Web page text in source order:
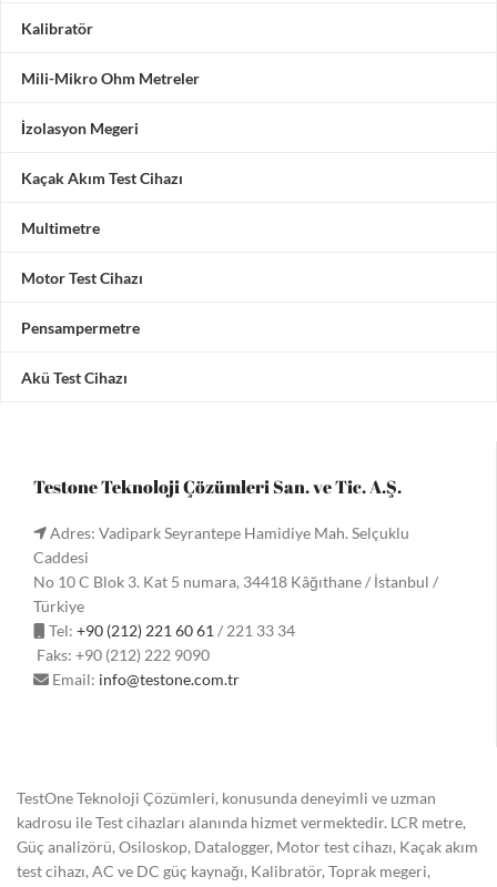
Kalibratör
Mili-Mikro Ohm Metreler
İzolasyon Megeri
Kaçak Akım Test Cihazı
Multimetre
Motor Test Cihazı
Pensampermetre
Akü Test Cihazı
Testone Teknoloji Çözümleri San. ve Tic. A.Ş.
Adres: Vadipark Seyrantepe Hamidiye Mah. Selçuklu
Caddesi
No 10 C Blok 3. Kat 5 numara, 34418 Kâğıthane / İstanbul /
Türkiye
Tel: +90 (212) 221 60 61 / 221 33 34
Faks: +90 (212) 222 9090
Email: info@testone.com.tr
TestOne Teknoloji Çözümleri, konusunda deneyimli ve uzman
kadrosu ile Test cihazları alanında hizmet vermektedir. LCR metre,
Güç analizörü, Osiloskop, Datalogger, Motor test cihazı, Kaçak akım
test cihazı, AC ve DC güç kaynağı, Kalibratör, Toprak megeri,